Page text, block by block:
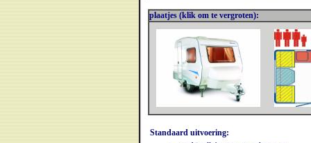
plaatjes (klik om te vergroten):
Standaard uitvoering: